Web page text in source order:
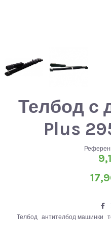
Телбод с
Plus
Телбод антителбод машинки